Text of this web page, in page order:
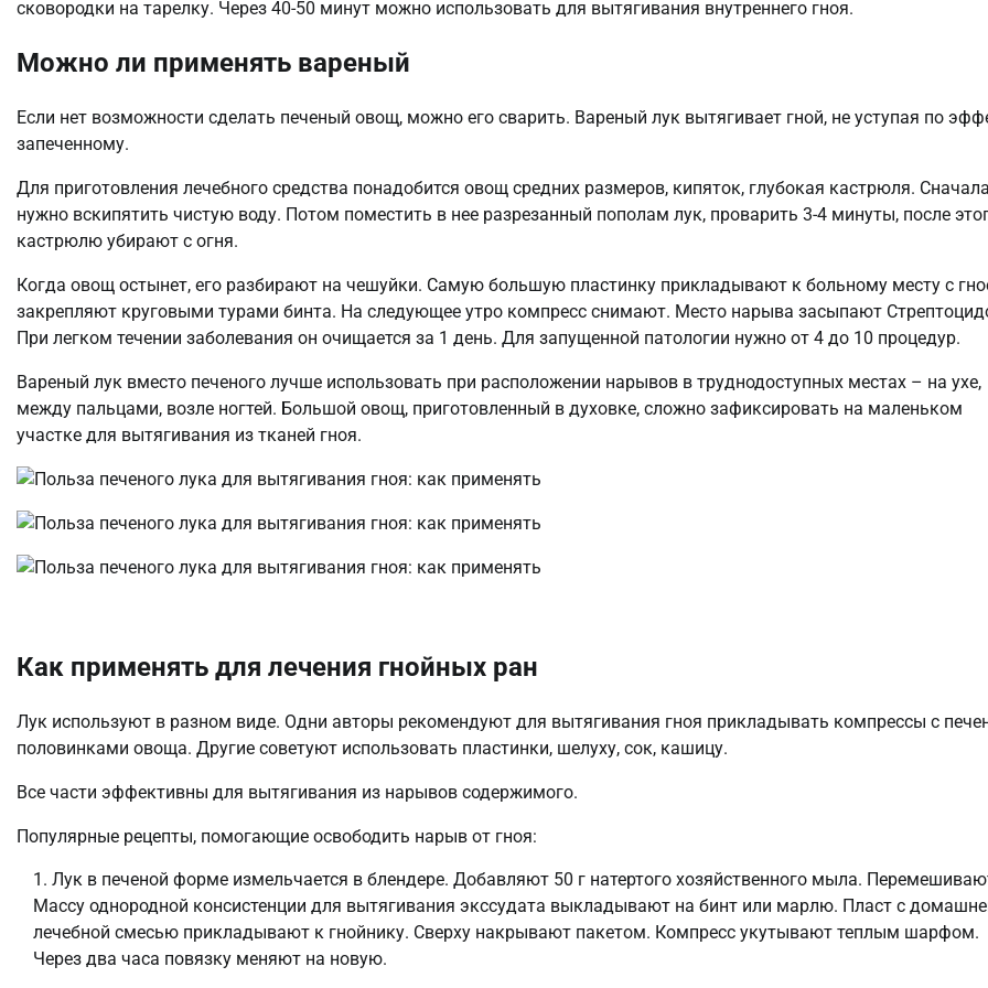
сковородки на тарелку. Через 40-50 минут можно использовать для вытягивания внутреннего гноя.
Можно ли применять вареный
Если нет возможности сделать печеный овощ, можно его сварить. Вареный лук вытягивает гной, не уступая по
запеченному.
Для приготовления лечебного средства понадобится овощ средних размеров, кипяток, глубокая кастрюля. Сначала
нужно вскипятить чистую воду. Потом поместить в нее разрезанный пополам лук, проварить 3-4 минуты, после
кастрюлю убирают с огня.
Когда овощ остынет, его разбирают на чешуйки. Самую большую пластинку прикладывают к больному месту с
закрепляют круговыми турами бинта. На следующее утро компресс снимают. Место нарыва засыпают
При легком течении заболевания он очищается за 1 день. Для запущенной патологии нужно от 4 до 10 процедур.
Вареный лук вместо печеного лучше использовать при расположении нарывов в труднодоступных местах – на ухе,
между пальцами, возле ногтей. Большой овощ, приготовленный в духовке, сложно зафиксировать на маленьком
участке для вытягивания из тканей гноя.
Как применять для лечения гнойных ран
Лук используют в разном виде. Одни авторы рекомендуют для вытягивания гноя прикладывать компрессы с
половинками овоща. Другие советуют использовать пластинки, шелуху, сок, кашицу.
Все части эффективны для вытягивания из нарывов содержимого.
Популярные рецепты, помогающие освободить нарыв от гноя:
Лук в печеной форме измельчается в блендере. Добавляют 50 г натертого хозяйственного мыла.
Массу однородной консистенции для вытягивания экссудата выкладывают на бинт или марлю. Пласт с
лечебной смесью прикладывают к гнойнику. Сверху накрывают пакетом. Компресс укутывают теплым шарфом.
Через два часа повязку меняют на новую.